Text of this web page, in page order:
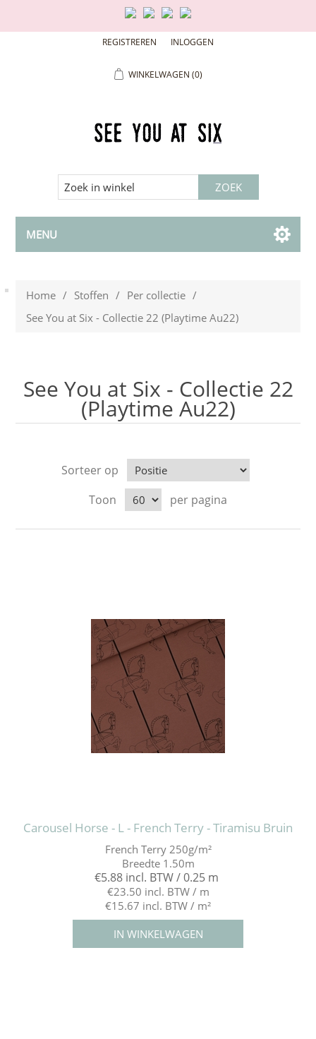
REGISTREREN INLOGGEN
WINKELWAGEN (0)
MENU
Home / Stoffen / Per collectie /
See You at Six - Collectie 22 (Playtime Au22)
See You at Six - Collectie 22
(Playtime Au22)
Sorteer op
Toon
per pagina
Carousel Horse - L - French Terry - Tiramisu Bruin
French Terry 250g/m²
Breedte 1.50m
€5.88 incl. BTW / 0.25 m
€23.50 incl. BTW / m
€15.67 incl. BTW / m²